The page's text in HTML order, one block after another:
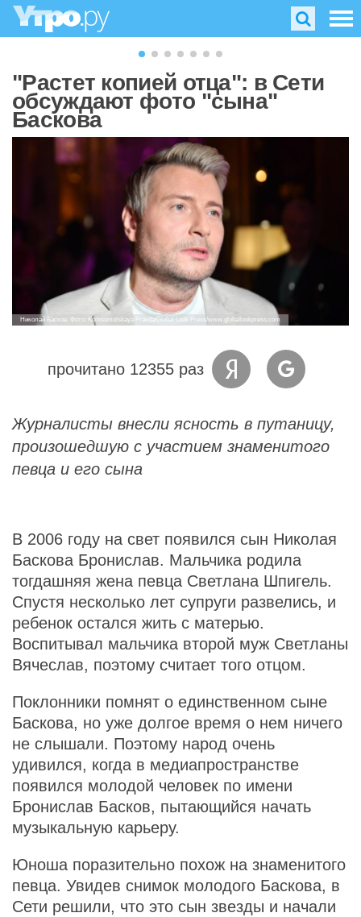
"Растет копией отца": в Сети
обсуждают фото "сына"
Баскова
Николай Басков. Фото: Komsomolskaya Pravda/Global Look Press/www.globallookpress.com
прочитано 12355 раз
Журналисты внесли ясность в путаницу,
произошедшую с участием знаменитого
певца и его сына
В 2006 году на свет появился сын Николая
Баскова Бронислав. Мальчика родила
тогдашняя жена певца Светлана Шпигель.
Спустя несколько лет супруги развелись, и
ребенок остался жить с матерью.
Воспитывал мальчика второй муж Светланы
Вячеслав, поэтому считает того отцом.
Поклонники помнят о единственном сыне
Баскова, но уже долгое время о нем ничего
не слышали. Поэтому народ очень
удивился, когда в медиапространстве
появился молодой человек по имени
Бронислав Басков, пытающийся начать
музыкальную карьеру.
Юноша поразительно похож на знаменитого
певца. Увидев снимок молодого Баскова, в
Сети решили, что это сын звезды и начали